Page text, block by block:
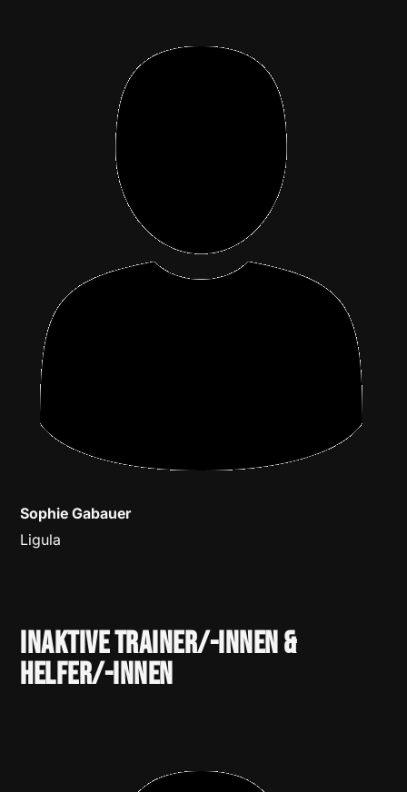
Sophie Gabauer
Ligula
Inaktive Trainer/-innen &
Helfer/-innen